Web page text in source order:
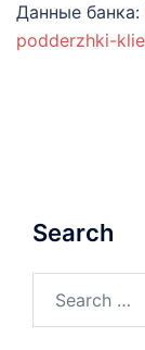
Данные банка:
podderzhki-
Search